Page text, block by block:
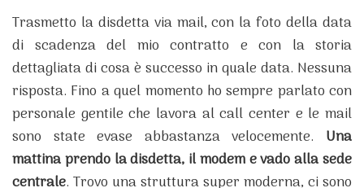
Trasmetto la disdetta via mail, con la foto della data
di scadenza del mio contratto e con la storia
dettagliata di cosa è successo in quale data. Nessuna
risposta. Fino a quel momento ho sempre parlato con
personale gentile che lavora al call center e le mail
sono state evase abbastanza velocemente. Una
mattina prendo la disdetta, il modem e vado alla sede